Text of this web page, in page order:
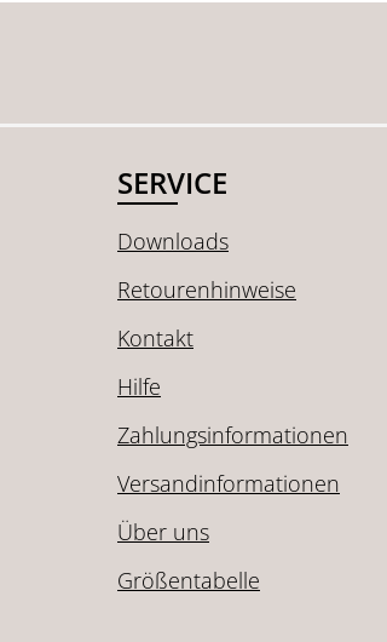
SERVICE
Downloads
Retourenhinweise
Kontakt
Hilfe
Zahlungsinformationen
Versandinformationen
Über uns
Größentabelle